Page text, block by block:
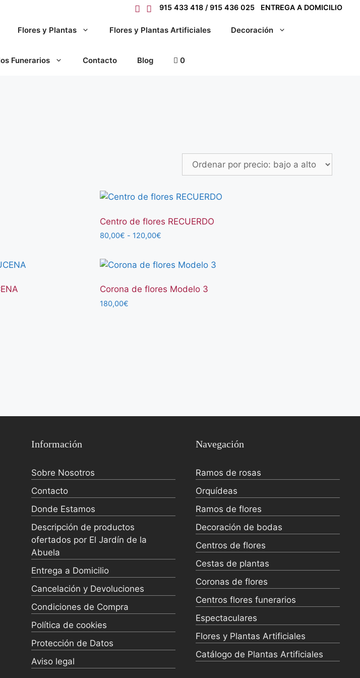
915 433 418 / 915 436 025 ENTREGA A DOMICILIO
Flores y Plantas Flores y Plantas Artificiales Decoración
Funerarios Contacto Blog 0
Centro de flores RECUERDO
80,00€ - 120,00€Rango
desde
hasta
Corona de flores Modelo 3
180,00€
Información
Sobre Nosotros
Contacto
Donde Estamos
Descripción de productos
ofertados por El Jardín de la
Abuela
Entrega a Domicilio
Cancelación y Devoluciones
Condiciones de Compra
Política de cookies
Protección de Datos
Aviso legal
Navegación
Ramos de rosas
Orquídeas
Ramos de flores
Decoración de bodas
Centros de flores
Cestas de plantas
Coronas de flores
Centros flores funerarios
Espectaculares
Flores y Plantas Artificiales
Catálogo de Plantas Artificiales